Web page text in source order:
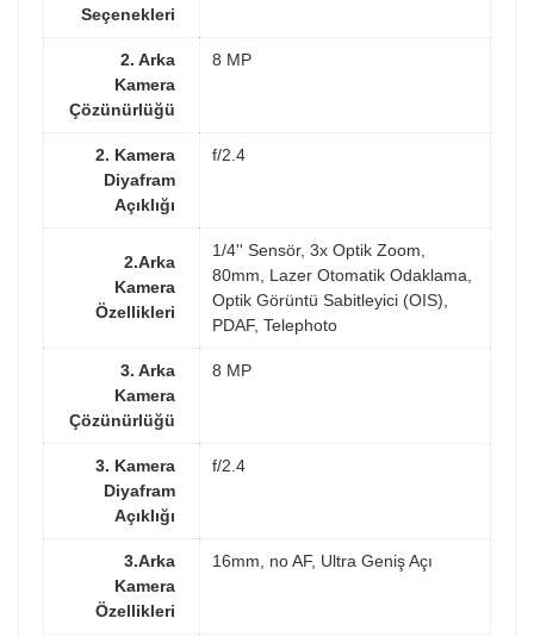
Seçenekleri
2. Arka
Kamera
Çözünürlüğü
8 MP
2. Kamera
Diyafram
Açıklığı
f/2.4
2.Arka
Kamera
Özellikleri
1/4'' Sensör, 3x Optik Zoom,
80mm, Lazer Otomatik Odaklama,
Optik Görüntü Sabitleyici (OIS),
PDAF, Telephoto
3. Arka
Kamera
Çözünürlüğü
8 MP
3. Kamera
Diyafram
Açıklığı
f/2.4
3.Arka
Kamera
Özellikleri
16mm, no AF, Ultra Geniş Açı